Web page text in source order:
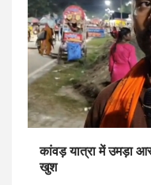
कांवड़ यात्रा में उमड़ा
खुश